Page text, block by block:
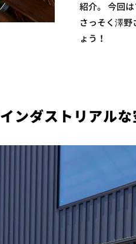
紹介。 今回
さっそく澤野
ょう！
ンダストリアルな